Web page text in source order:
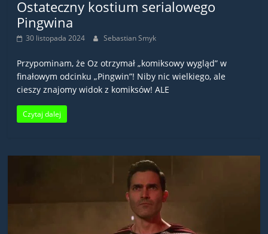
Ostateczny kostium serialowego
Pingwina
30 listopada 2024 Sebastian Smyk
Przypominam, że Oz otrzymał „komiksowy wygląd” w
finałowym odcinku „Pingwin”! Niby nic wielkiego, ale
cieszy znajomy widok z komiksów! ALE
Czytaj dalej